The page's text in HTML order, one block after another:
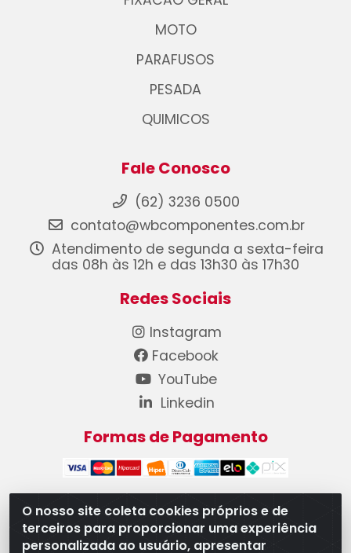
O nosso site coleta cookies próprios e de
terceiros para proporcionar uma experiência
personalizada ao usuário, apresentar
MOTO
PARAFUSOS
PESADA
QUIMICOS
Fale Conosco
(62) 3236 0500
contato@wbcomponentes.com.br
Atendimento de segunda a sexta-feira
das 08h às 12h e das 13h30 às 17h30
Redes Sociais
Instagram
Facebook
YouTube
Linkedin
Formas de Pagamento
WB Componentes Automotivos LTDA - CNPJ
08.528.393/0001-12 - Rua do Níquel, 667 - Parque